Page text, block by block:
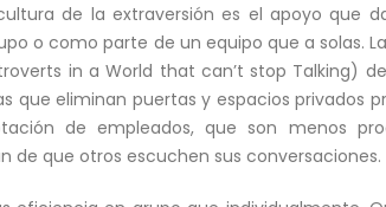
de la extraversión es el apoyo que
o como parte de un equipo que a solas.
in a World that can’t stop Talking)
que eliminan puertas y espacios privados
de empleados, que son menos
de que otros escuchen sus conversaciones.